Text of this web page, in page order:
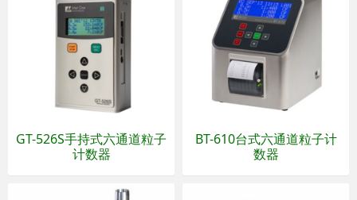
GT-526S手持式六通道粒子
计数器
BT-610台式六通道粒子计
数器